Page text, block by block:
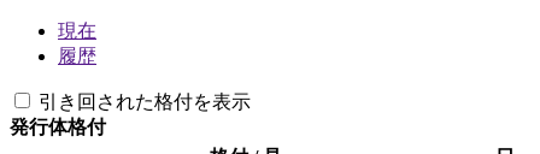
現在
履歴
引き回された格付を表示
発行体格付